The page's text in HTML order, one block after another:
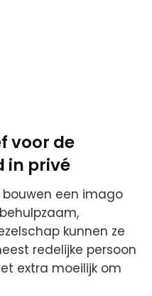
voor de
in privé
een imago
kunnen ze
redelijke persoon
extra moeilijk om